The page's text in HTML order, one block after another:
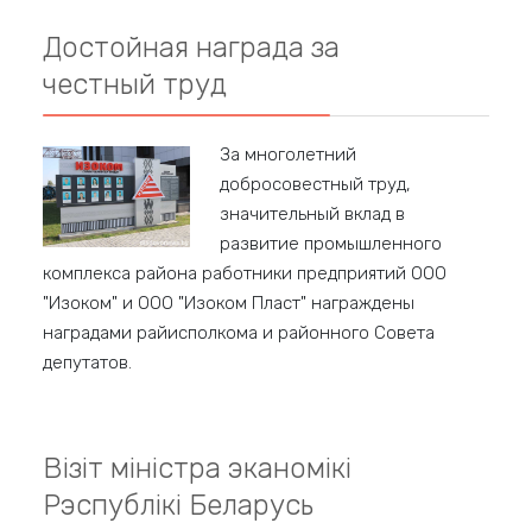
Достойная награда за
честный труд
За многолетний
добросовестный труд,
значительный вклад в
развитие промышленного
комплекса района работники предприятий ООО
"Изоком" и ООО "Изоком Пласт" награждены
наградами райисполкома и районного Совета
депутатов.
Візіт міністра эканомікі
Рэспублікі Беларусь